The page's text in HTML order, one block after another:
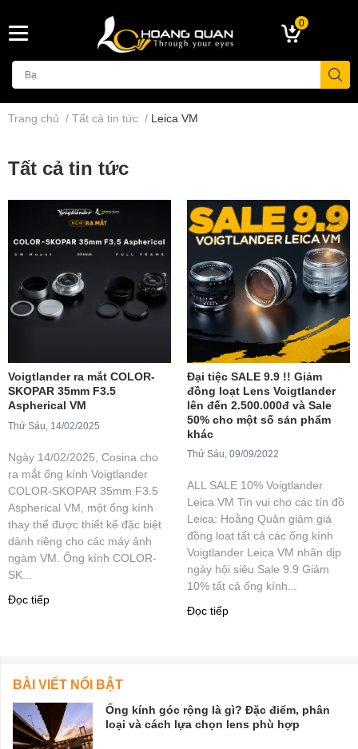
0
Trang chủ / Tất cả tin tức / Leica VM
Tất cả tin tức
Voigtlander ra mắt COLOR-
SKOPAR 35mm F3.5
Aspherical VM
Thứ Sáu, 14/02/2025
Ngày 14/02/2025, Cosina cho
ra mắt ống kính Voigtlander
COLOR-SKOPAR 35mm F3.5
Aspherical VM, một ống kính
thay thế được thiết kế đặc biệt
dành riêng cho các máy ảnh
ngàm VM. Ống kính COLOR-
SK...
Đọc tiếp
Đại tiệc SALE 9.9 !! Giảm
đồng loạt Lens Voigtlander
lên đến 2.500.000đ và Sale
50% cho một số sản phẩm
khác
Thứ Sáu, 09/09/2022
ALL SALE 10% Voigtlander
Leica VM Tin vui cho các tín đồ
Leica: Hoằng Quân giảm giá
đồng loạt tất cả các ống kính
Voigtlander Leica VM nhân dịp
ngày hội siêu Sale 9.9 Giảm
10% tất cả ống kính...
Đọc tiếp
BÀI VIẾT NỔI BẬT
Ống kính góc rộng là gì? Đặc điểm, phân
loại và cách lựa chọn lens phù hợp